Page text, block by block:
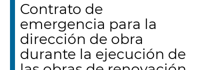
Contrato de
emergencia para la
dirección de obra
durante la ejecución de